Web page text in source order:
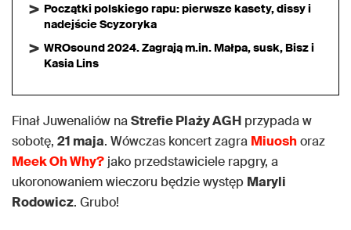
Początki polskiego rapu: pierwsze kasety, dissy i
nadejście Scyzoryka
WROsound 2024. Zagrają m.in. Małpa, susk, Bisz i
Kasia Lins
Finał Juwenaliów naStrefie Plaży AGH przypada w
sobotę, 21 maja. Wówczas koncert zagra Miuoshoraz
Meek Oh Why? jako przedstawiciele rapgry, a
ukoronowaniem wieczoru będzie występ Maryli
Rodowicz. Grubo!